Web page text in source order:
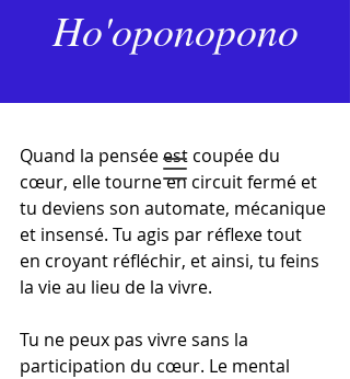
Ho'oponopono
Le sentiment de l’amour
Dernière mise à jour :
21 janv.
Quand la pensée est coupée du
cœur, elle tourne en circuit fermé et
tu deviens son automate, mécanique
et insensé. Tu agis par réflexe tout
en croyant réfléchir, et ainsi, tu feins
la vie au lieu de la vivre.
Tu ne peux pas vivre sans la
participation du cœur. Le mental